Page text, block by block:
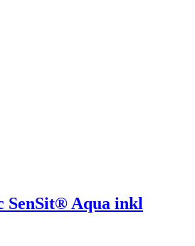
SenSit® Aqua inkl